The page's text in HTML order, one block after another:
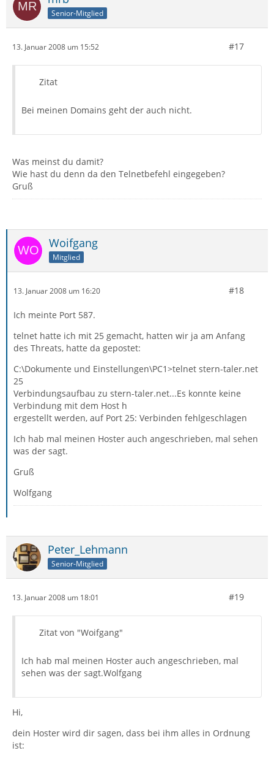
Senior-Mitglied
13. Januar 2008 um 15:52 #17
Zitat
Bei meinen Domains geht der auch nicht.
Was meinst du damit?
Wie hast du denn da den Telnetbefehl eingegeben?
Gruß
Woifgang
Mitglied
13. Januar 2008 um 16:20 #18
Ich meinte Port 587.
telnet hatte ich mit 25 gemacht, hatten wir ja am Anfang
des Threats, hatte da gepostet:
C:\Dokumente und Einstellungen\PC1>telnet stern-taler.net
25
Verbindungsaufbau zu stern-taler.net...Es konnte keine
Verbindung mit dem Host h
ergestellt werden, auf Port 25: Verbinden fehlgeschlagen
Ich hab mal meinen Hoster auch angeschrieben, mal sehen
was der sagt.
Gruß
Wolfgang
Peter_Lehmann
Senior-Mitglied
13. Januar 2008 um 18:01 #19
Zitat von "Woifgang"
Ich hab mal meinen Hoster auch angeschrieben, mal
sehen was der sagt.Wolfgang
Hi,
dein Hoster wird dir sagen, dass bei ihm alles in Ordnung
ist: